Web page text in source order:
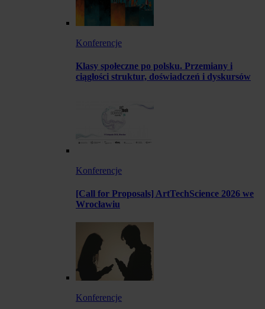
Konferencje
Klasy społeczne po polsku. Przemiany i
ciągłości struktur, doświadczeń i dyskursów
Konferencje
[Call for Proposals] ArtTechScience 2026 we
Wrocławiu
Konferencje